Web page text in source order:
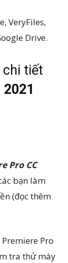
VeryFiles,
Drive.
chi tiết
Pro CC
bạn làm
(đọc thêm
Pro
tra thử máy